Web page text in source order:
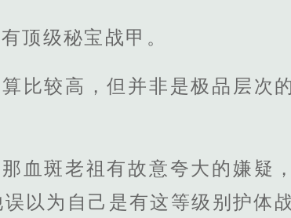
顶级秘宝战甲。
比较高，但并非是极品层次
血斑老祖有故意夸大的嫌疑
以为自己是有这等级别护体战